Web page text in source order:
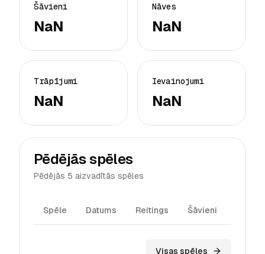
Šāvieni
NaN
Nāves
NaN
Trāpījumi
NaN
Ievainojumi
NaN
Pēdējās spēles
Pēdējās 5 aizvadītās spēles
Spēle Datums Reitings Šāvieni
Visas spēles